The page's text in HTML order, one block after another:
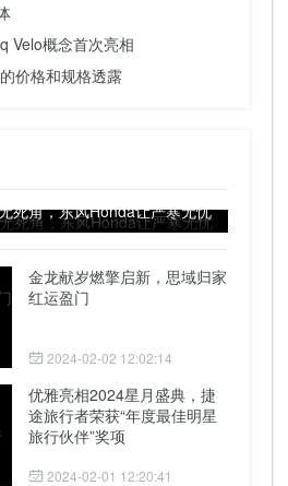
Velo概念首次亮相
价格和规格透露
死角，东风Honda让严寒无忧
金龙献岁燃擎启新，思域归家
红运盈门
2024-02-02 12:02:14
优雅亮相2024星月盛典，捷
途旅行者荣获“年度最佳明星
旅行伙伴”奖项
2024-02-01 12:20:41